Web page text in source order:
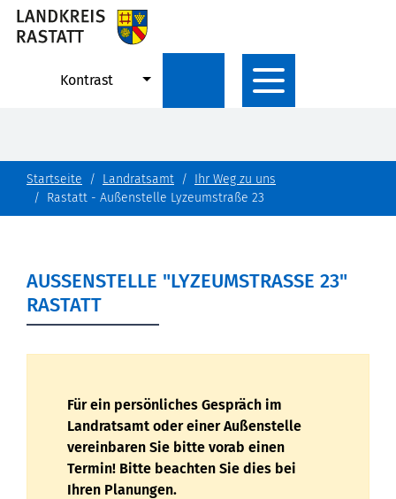
Kontrast
Startseite Landratsamt
Ihr Weg zu uns
Rastatt - Außenstelle Lyzeumstraße 23
AUSSENSTELLE "LYZEUMSTRASSE 23" RA
STATT
Für ein persönliches Gespräch im
Landratsamt oder einer Außenstelle
vereinbaren Sie bitte vorab einen
Termin! Bitte beachten Sie dies bei
Ihren Planungen.